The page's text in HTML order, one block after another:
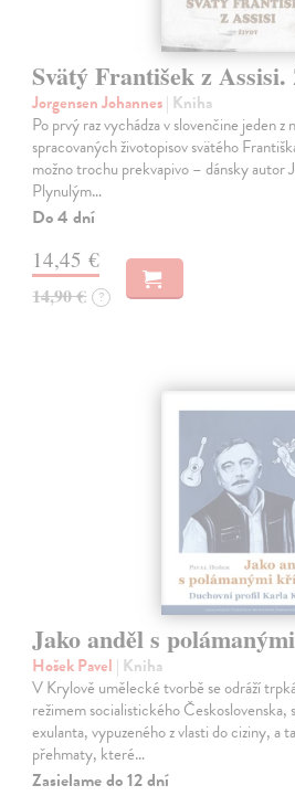
Svätý František z
Jorgensen Johannes| Kniha
Po prvý raz vychádza v slovenčine jeden z
spracovaných životopisov svätého
možno trochu prekvapivo – dánsky autor
Plynulým…
Do 4 dní
14,45 €
14,90 € ?
Jako anděl s
Hošek Pavel | Kniha
V Krylově umělecké tvorbě se odráží
režimem socialistického Československa,
exulanta, vypuzeného z vlasti do ciziny, a
přehmaty, které…
Zasielame do 12 dní